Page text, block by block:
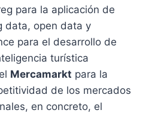
para la aplicación de
data, open data y
para el desarrollo de
turística
Mercamarkt para la
de los mercados
en concreto, el